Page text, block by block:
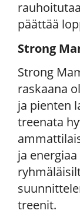
päättää
Strong
Strong
raskaana
ja pienten
treenata
ja
treenit.